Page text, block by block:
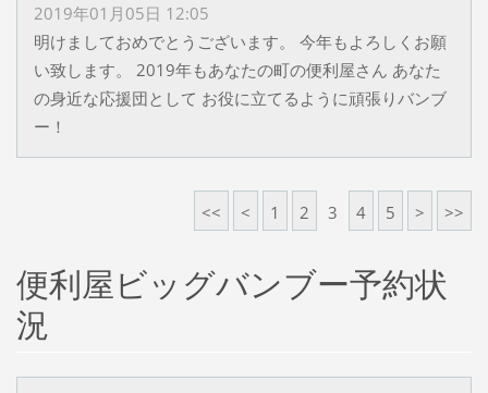
2019年01月05日 12:05
明けましておめでとうございます。 今年もよろしくお願
い致します。 2019年もあなたの町の便利屋さん あなた
の身近な応援団として お役に立てるように頑張りバンブ
ー！
<< < 1 2 3 4 5 > >>
便利屋ビッグバンブー予約状
況